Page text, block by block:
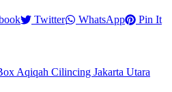
Twitter WhatsApp Pin It